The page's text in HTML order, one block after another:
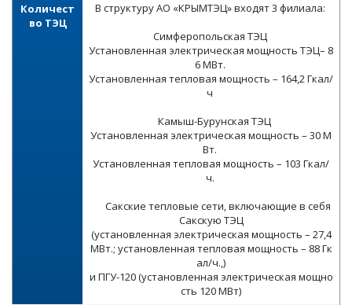
Количест
во ТЭЦ
В структуру АО «КРЫМТЭЦ» входят 3 филиала:
Симферопольская ТЭЦ
Установленная электрическая мощность ТЭЦ– 8
6 МВт.
Установленная тепловая мощность – 164,2 Гкал/
ч
Камыш-Бурунская ТЭЦ
Установленная электрическая мощность – 30 М
Вт.
Установленная тепловая мощность – 103 Гкал/
ч.
Сакские тепловые сети, включающие в себя
Сакскую ТЭЦ
(установленная электрическая мощность – 27,4
МВт.; установленная тепловая мощность – 88 Гк
ал/ч.,)
и ПГУ-120 (установленная электрическая мощно
сть 120 МВт)